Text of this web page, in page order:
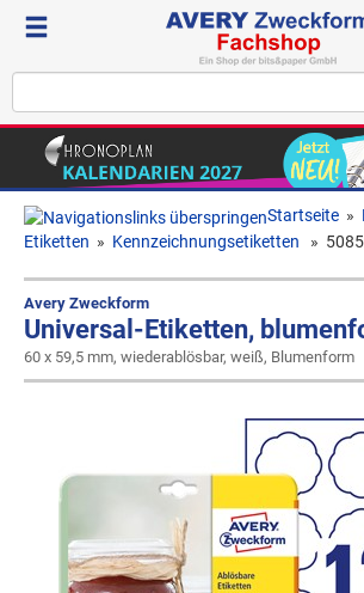
Startseite »
Etiketten » Kennzeichnungsetiketten » 5085
Avery Zweckform
Universal-Etiketten,
60 x 59,5 mm, wiederablösbar, weiß, Blumenform